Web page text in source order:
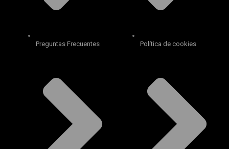
Preguntas Frecuentes Política de cookies